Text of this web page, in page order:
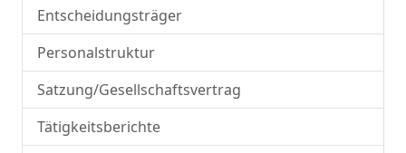
Entscheidungsträger
Personalstruktur
Satzung/Gesellschaftsvertrag
Tätigkeitsberichte